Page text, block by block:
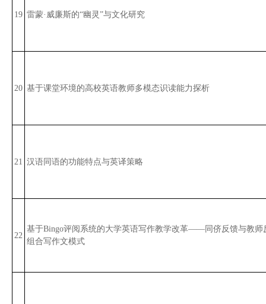
19 雷蒙·威廉斯的“幽灵”与文化研究
20 基于课堂环境的高校英语教师多模态识读能力探析
21 汉语同语的功能特点与英译策略
22
基于Bingo评阅系统的大学英语写作教学改革——同侪反馈与教师
组合写作文模式